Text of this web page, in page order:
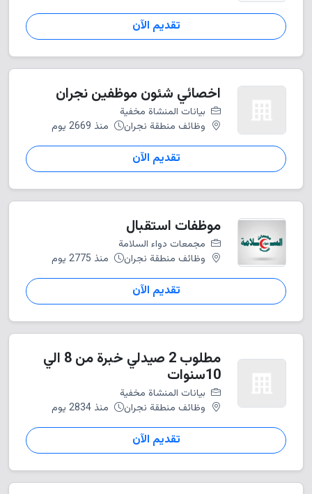
تقديم الآن
اخصائي شئون موظفين نجران
بيانات المنشاة مخفية
وظائف منطقة نجران
منذ 2669 يوم
تقديم الآن
موظفات استقبال
مجمعات دواء السلامة
وظائف منطقة نجران
منذ 2775 يوم
تقديم الآن
مطلوب 2 صيدلي خبرة من 8 الي
10سنوات
بيانات المنشاة مخفية
وظائف منطقة نجران
منذ 2834 يوم
تقديم الآن